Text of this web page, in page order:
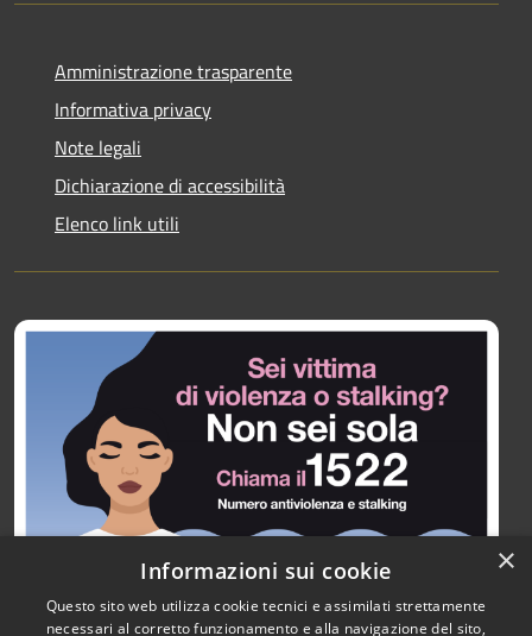
Amministrazione trasparente
Informativa privacy
Note legali
Dichiarazione di accessibilità
Elenco link utili
×
Informazioni sui cookie
Questo sito web utilizza cookie tecnici e assimilati strettamente
necessari al corretto funzionamento e alla navigazione del sito,